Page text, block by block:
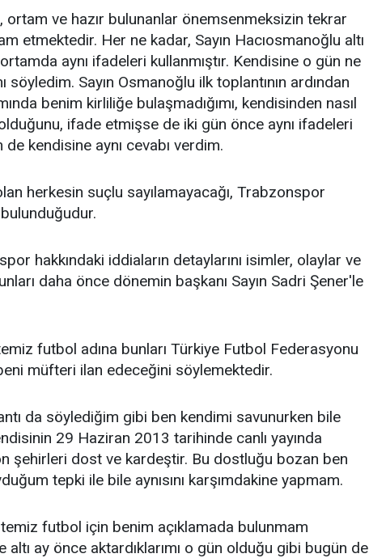
ortam ve hazır bulunanlar önemsenmeksizin tekrar
etmektedir. Her ne kadar, Sayın Hacıosmanoğlu altı
aynı ifadeleri kullanmıştır. Kendisine o gün ne
söyledim. Sayın Osmanoğlu ilk toplantının ardından
benim kirliliğe bulaşmadığımı, kendisinden nasıl
ifade etmişse de iki gün önce aynı ifadeleri
de kendisine aynı cevabı verdim.
herkesin suçlu sayılamayacağı, Trabzonspor
hakkındaki iddiaların detaylarını isimler, olaylar ve
daha önce dönemin başkanı Sayın Sadri Şener'le
futbol adına bunları Türkiye Futbol Federasyonu
müfteri ilan edeceğini söylemektedir.
da söylediğim gibi ben kendimi savunurken bile
29 Haziran 2013 tarihinde canlı yayında
şehirleri dost ve kardeştir. Bu dostluğu bozan ben
tepki ile bile aynısını karşımdakine yapmam.
futbol için benim açıklamada bulunmam
ay önce aktardıklarımı o gün olduğu gibi bugün de